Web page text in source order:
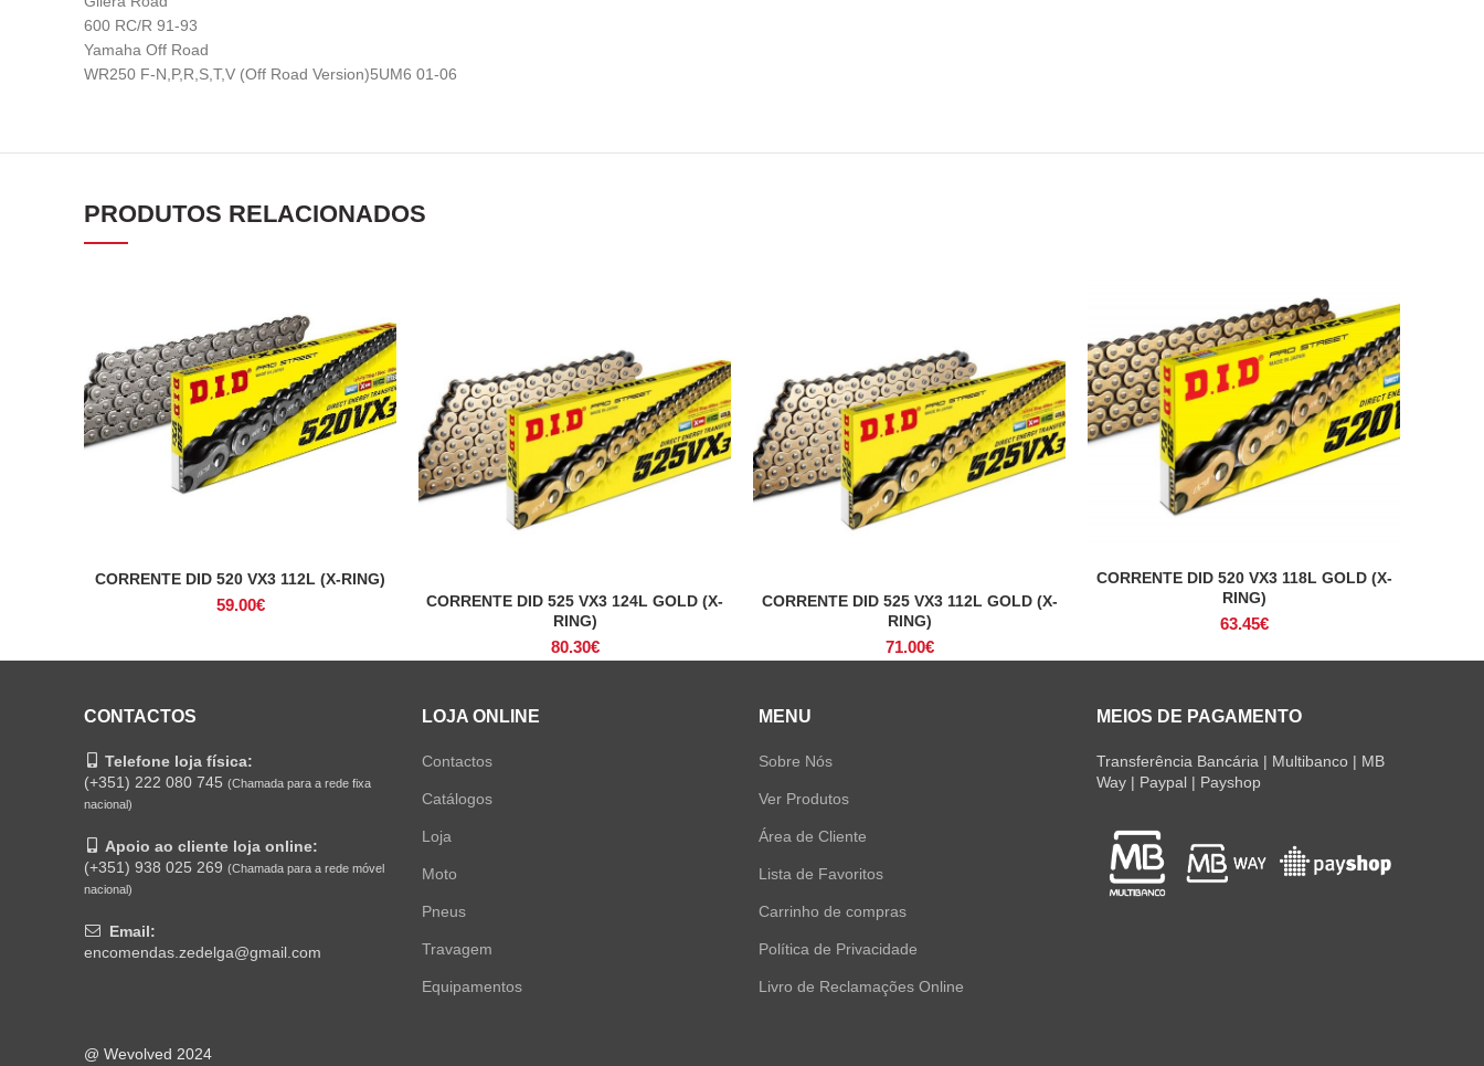
600 RC/R 91-93
Yamaha Off Road
WR250 F-N,P,R,S,T,V (Off Road Version)5UM6 01-06
PRODUTOS RELACIONADOS
ADICIONAR
CORRENTE DID 520 VX3 112L (X-RING)
59.00€ ADICIONAR
CORRENTE DID 525 VX3 124L GOLD (X-
RING)
80.30€
ADICIONAR
CORRENTE DID 525 VX3 112L GOLD (X-
RING)
71.00€
ADICIONAR
CORRENTE DID 520 VX3 118L GOLD (X-
RING)
63.45€
CONTACTOS
Telefone loja física:
(+351) 222 080 745 (Chamada para a rede fixa
nacional)
Apoio ao cliente loja online:
(+351) 938 025 269 (Chamada para a rede móvel
nacional)
Email:
encomendas.zedelga@gmail.com
LOJA ONLINE
Contactos
Catálogos
Loja
Moto
Pneus
Travagem
Equipamentos
MENU
Sobre Nós
Ver Produtos
Área de Cliente
Lista de Favoritos
Carrinho de compras
Política de Privacidade
Livro de Reclamações Online
MEIOS DE PAGAMENTO
Transferência Bancária | Multibanco | MB
Way | Paypal | Payshop
@ Wevolved 2024